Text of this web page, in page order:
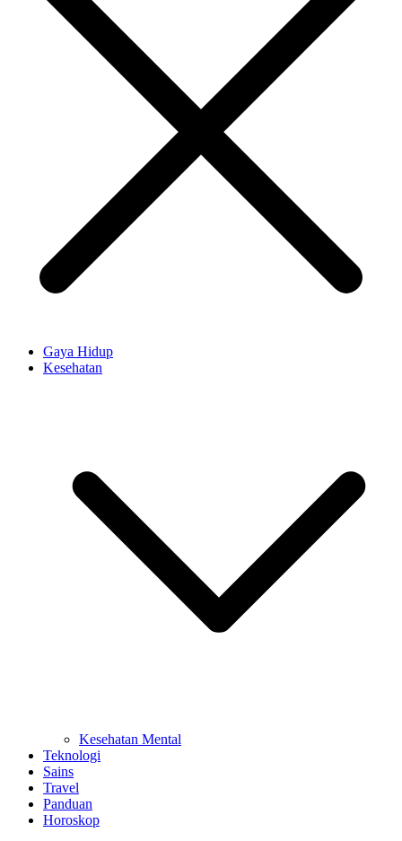
Gaya Hidup
Kesehatan
Kesehatan Mental
Teknologi
Sains
Travel
Panduan
Horoskop